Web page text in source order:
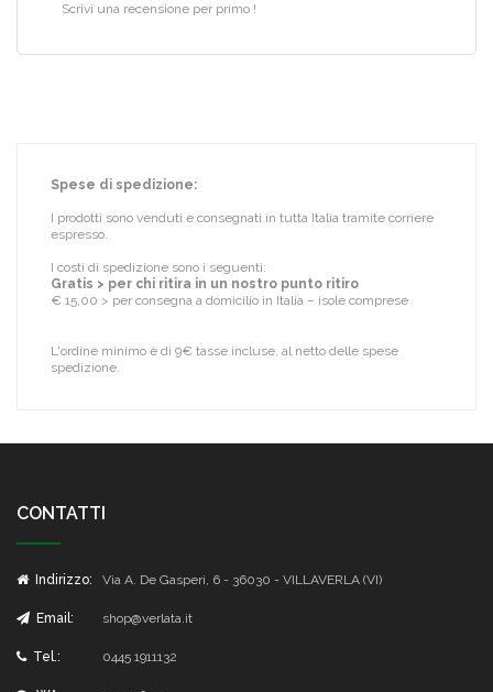
Scrivi una recensione per primo !
Spese di spedizione:
I prodotti sono venduti e consegnati in tutta Italia tramite corriere
espresso.
I costi di spedizione sono i seguenti:
Gratis > per chi ritira in un nostro punto ritiro
€ 15,00 > per consegna a domicilio in Italia – isole comprese
L'ordine minimo è di 9€ tasse incluse, al netto delle spese
spedizione.
CONTATTI
Indirizzo: Via A. De Gasperi, 6 - 36030 - VILLAVERLA (VI)
Email: shop@verlata.it
Tel.: 0445 1911132